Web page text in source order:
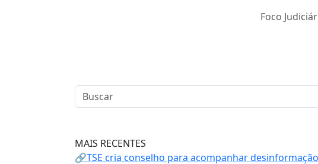
Foco
MAIS RECENTES
🔗TSE cria conselho para acompanhar